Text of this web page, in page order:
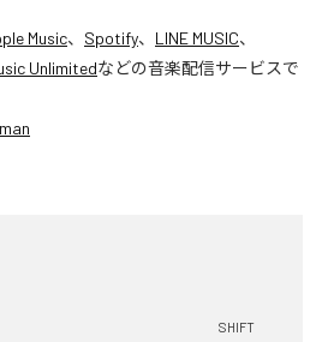
Music、 Spotify、 LINE MUSIC、
Unlimitedなどの音楽配信サービスで
SHIFT